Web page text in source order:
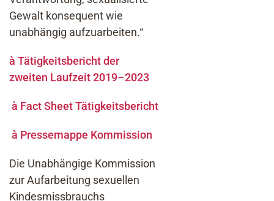
Gewalt konsequent wie
unabhängig aufzuarbeiten.“
à Tätigkeitsbericht der
zweiten Laufzeit 2019–2023
à Fact Sheet Tätigkeitsbericht
à Pressemappe Kommission
Die Unabhängige Kommission
zur Aufarbeitung sexuellen
Kindesmissbrauchs